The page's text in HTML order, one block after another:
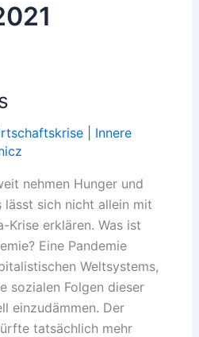
| Innere
nehmen Hunger und
lässt sich nicht allein mit
Krise erklären. Was ist
Eine Pandemie
Weltsystems,
sozialen Folgen dieser
einzudämmen. Der
tatsächlich mehr